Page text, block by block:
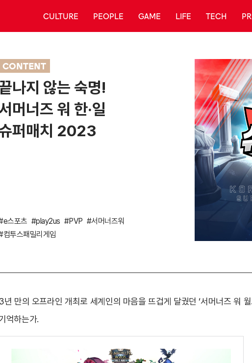
CULTURE PEOPLE GAME LIFE TECH
CONTENT
나지 않는 숙명!
머너즈 워 한·일
퍼매치 2023
스포츠 #play2us #PVP #서머너즈워
컴투스패밀리게임
년 만의 오프라인 개최로 세계인의 마음을 뜨겁게 달궜던 ‘서머너즈 워 월
억하는가.